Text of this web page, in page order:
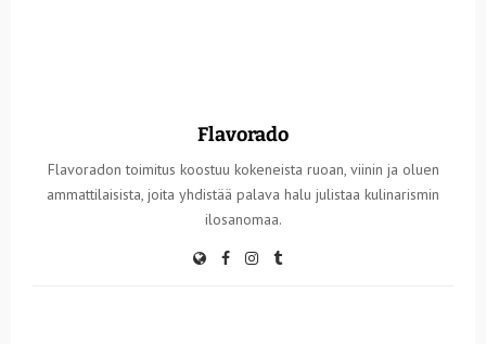
Flavorado
Flavoradon toimitus koostuu kokeneista ruoan, viinin ja oluen
ammattilaisista, joita yhdistää palava halu julistaa kulinarismin
ilosanomaa.